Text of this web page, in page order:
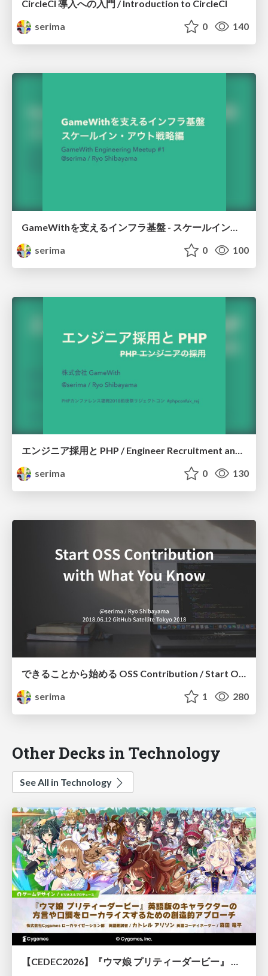
CircleCI 導入への入門 / Introduction to CircleCI
serima
0 140
serima
0 100
エンジニア採用と PHP / Engineer Recruitment and PHP
serima
0 130
できることから始める OSS Contribution / Start OSS Contribution With What You Know
serima
1 280
Other Decks in Technology
See All in Technology